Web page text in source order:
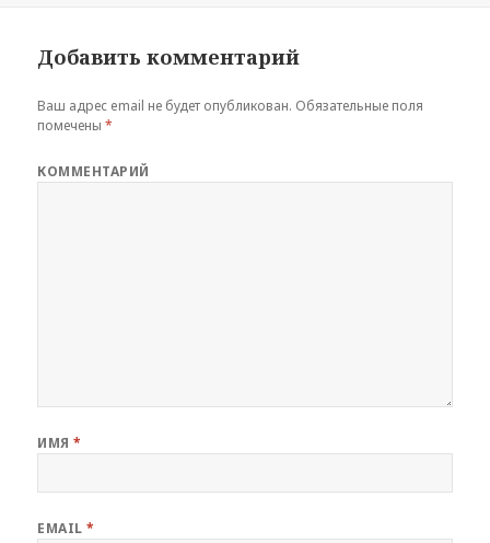
Добавить комментарий
Ваш адрес email не будет опубликован. Обязательные поля
помечены*
КОММЕНТАРИЙ
ИМЯ*
EMAIL*